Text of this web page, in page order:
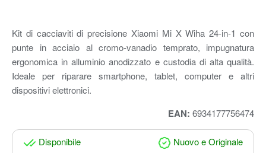
Kit di cacciaviti di precisione Xiaomi Mi X Wiha 24-in-1 con
punte in acciaio al cromo-vanadio temprato, impugnatura
ergonomica in alluminio anodizzato e custodia di alta qualità.
Ideale per riparare smartphone, tablet, computer e altri
dispositivi elettronici.
EAN: 6934177756474
Disponibile Nuovo e Originale